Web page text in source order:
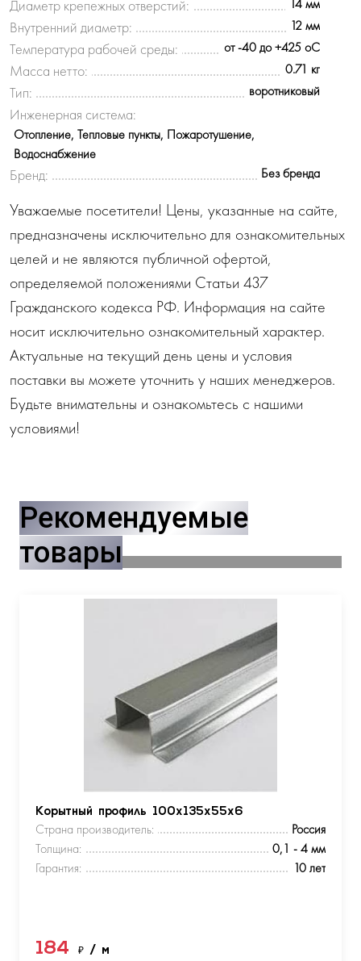
Диаметр крепежных отверстий: 14 мм
Внутренний диаметр: 12 мм
Температура рабочей среды: от -40 до +425 oC
Масса нетто: 0.71 кг
Тип: воротниковый
Инженерная система:
Отопление, Тепловые пункты, Пожаротушение,
Водоснабжение
Бренд: Без бренда
Уважаемые посетители! Цены, указанные на сайте,
предназначены исключительно для ознакомительных
целей и не являются публичной офертой,
определяемой положениями Статьи 437
Гражданского кодекса РФ. Информация на сайте
носит исключительно ознакомительный характер.
Актуальные на текущий день цены и условия
поставки вы можете уточнить у наших менеджеров.
Будьте внимательны и ознакомьтесь с нашими
условиями!
Рекомендуемые
товары
Корытный профиль 100х135х55х6
Страна производитель:
Россия
Толщина:
0,1 - 4 мм
Гарантия:
10 лет
184 ₽ / м